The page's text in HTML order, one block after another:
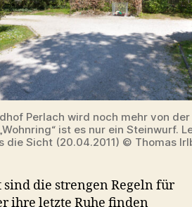
Perlach wird noch mehr von
ist es nur ein Steinwurf.
die Sicht (20.04.2011) © Thomas
die strengen Regeln für
ihre letzte Ruhe finden